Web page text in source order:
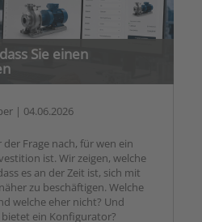
Sie einen
| 04.06.2026
Frage nach, für wen ein
ist. Wir zeigen, welche
es an der Zeit ist, sich mit
zu beschäftigen. Welche
welche eher nicht? Und
ein Konfigurator?